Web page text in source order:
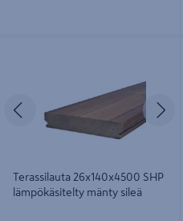
Edellinen
Terassilauta 26x140x4500 SHP
lämpökäsitelty mänty sileä